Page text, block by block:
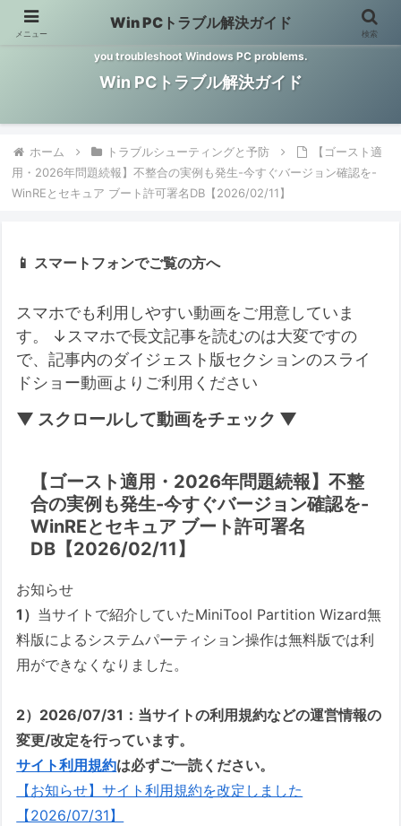
Windows PCのトラブル解決をお手伝いするサイトです。 This site helps
you troubleshoot Windows PC problems.
Win PCトラブル解決ガイド
ホーム トラブルシューティングと予防
【ゴースト適
用・2026年問題続報】不整合の実例も発生-今すぐバージョン確認を-
WinREとセキュア ブート許可署名DB【2026/02/11】
📱 スマートフォンでご覧の方へ
スマホでも利用しやすい動画をご用意していま
す。
↓スマホで長文記事を読むのは大変ですの
で、記事内のダイジェスト版セクションのスライ
ドショー動画よりご利用ください
▼ スクロールして動画をチェック ▼
【ゴースト適用・2026年問題続報】不整
合の実例も発生-今すぐバージョン確認を-
WinREとセキュア ブート許可署名
DB【2026/02/11】
お知らせ
1） 当サイトで紹介していたMiniTool Partition Wizard無
料版によるシステムパーティション操作は無料版では利
用ができなくなりました。
2）2026/07/31：当サイトの利用規約などの運営情報の
変更/改定を行っています。
サイト利用規約は必ずご一読ください。
【お知らせ】サイト利用規約を改定しました
【2026/07/31】
メニュー
Win PCトラブル解決ガイド
検索